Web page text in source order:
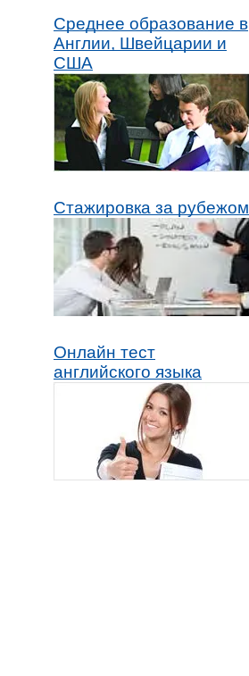
Среднее образование в
Англии, Швейцарии и
США
Стажировка за рубежом
Онлайн тест
английского языка